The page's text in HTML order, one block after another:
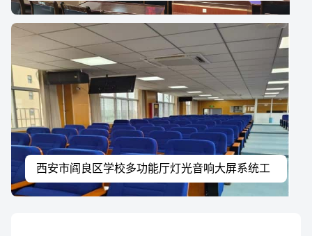
西安市阎良区学校多功能厅灯光音响大屏系统工
程案例